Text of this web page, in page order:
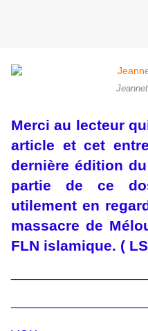
Merci au lecteur
article et cet
dernière édition
partie de ce
utilement en
massacre de
FLN islamique. (